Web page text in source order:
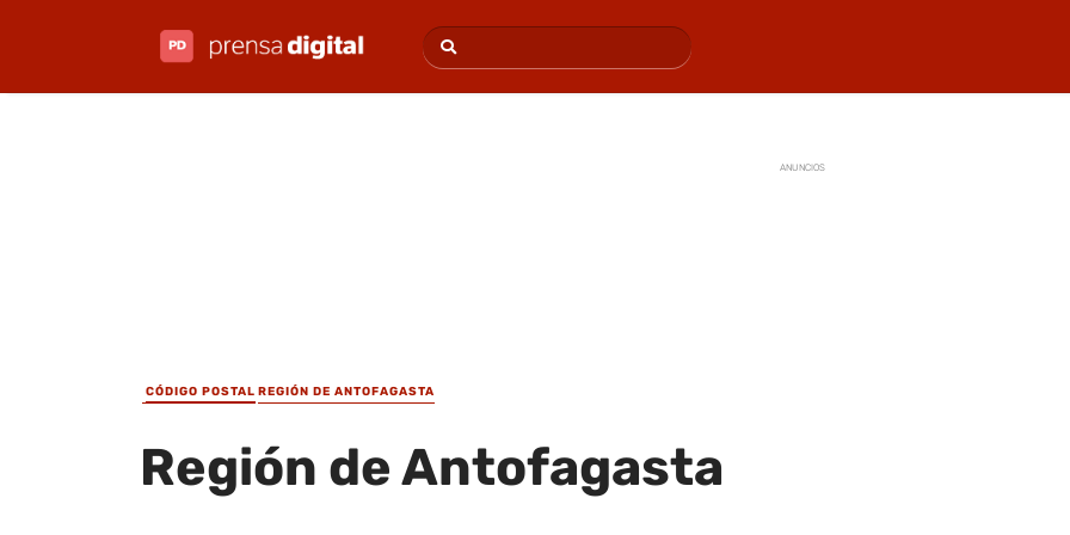
ANUNCIOS
CÓDIGO POSTAL REGIÓN DE ANTOFAGASTA
Región de Antofagasta